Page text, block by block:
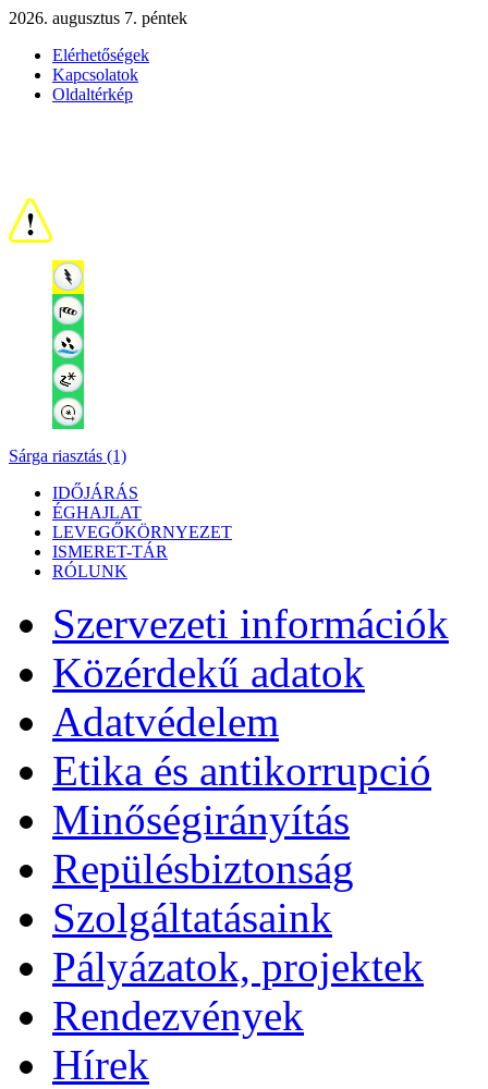
2026. augusztus 7. péntek
Elérhetőségek
Kapcsolatok
Oldaltérkép
Sárga riasztás (1)
IDŐJÁRÁS
ÉGHAJLAT
LEVEGŐKÖRNYEZET
ISMERET-TÁR
RÓLUNK
Szervezeti információk
Közérdekű adatok
Adatvédelem
Etika és antikorrupció
Minőségirányítás
Repülésbiztonság
Szolgáltatásaink
Pályázatok, projektek
Rendezvények
Hírek